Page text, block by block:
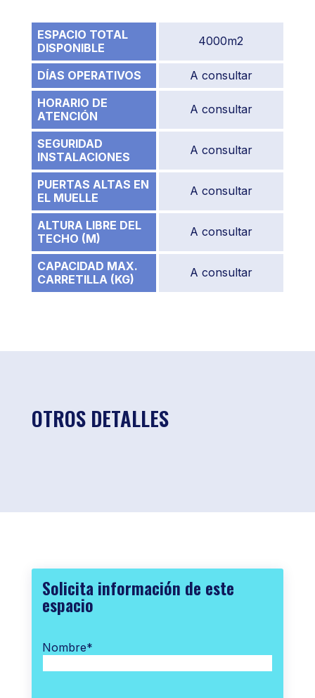
ESPACIO TOTAL
DISPONIBLE
4000m2
DÍAS OPERATIVOS
A consultar
HORARIO DE
ATENCIÓN
A consultar
SEGURIDAD
INSTALACIONES
A consultar
PUERTAS ALTAS EN
EL MUELLE
A consultar
ALTURA LIBRE DEL
TECHO (M)
A consultar
CAPACIDAD MAX.
CARRETILLA (KG)
A consultar
OTROS DETALLES
Solicita información de este
espacio
Nombre*